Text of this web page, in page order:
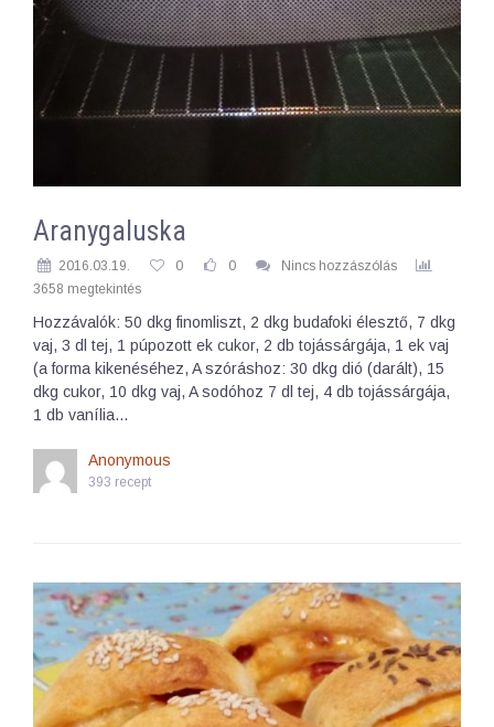
Aranygaluska
2016.03.19. 0 0
Nincs hozzászólás
3658 megtekintés
Hozzávalók: 50 dkg finomliszt, 2 dkg budafoki élesztő, 7 dkg
vaj, 3 dl tej, 1 púpozott ek cukor, 2 db tojássárgája, 1 ek vaj
(a forma kikenéséhez, A szóráshoz: 30 dkg dió (darált), 15
dkg cukor, 10 dkg vaj, A sodóhoz 7 dl tej, 4 db tojássárgája,
1 db vanília…
Anonymous
393 recept